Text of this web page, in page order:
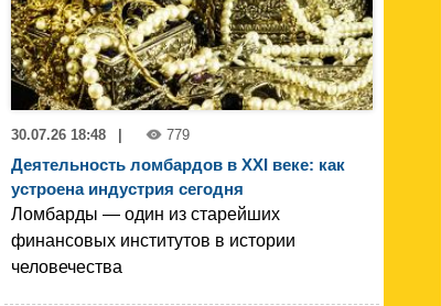
30.07.26 18:48 779
Деятельность ломбардов в XXI веке: как
устроена индустрия сегодня
Ломбарды — один из старейших
финансовых институтов в истории
человечества